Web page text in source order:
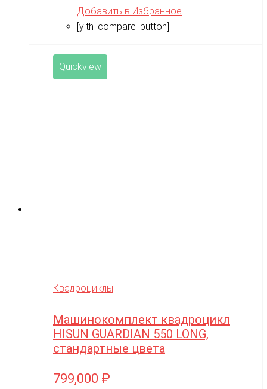
Добавить в Избранное
[yith_compare_button]
Quickview
Квадроциклы
Машинокомплект квадроцикл
HISUN GUARDIAN 550 LONG,
стандартные цвета
799,000 ₽